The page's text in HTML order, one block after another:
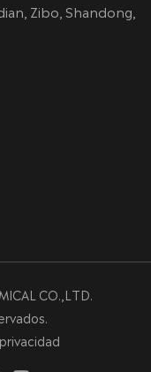
Zibo, Shandong,
CO.,LTD.